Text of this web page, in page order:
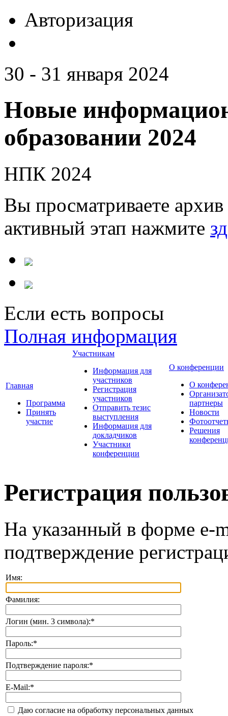
Авторизация
30 - 31 января 2024
Новые
образовании 2024
НПК 2024
Вы просматриваете
активный этап нажмите
Если есть вопросы
Полная информация
Главная
Программа
Принять
участие
Участникам
Информация для
участников
Регистрация
участников
Отправить тезис
выступления
Информация для
докладчиков
Участники
конференции
О конференции
О
партнеры
Новости
Решения
Регистрация
На указанный в форме e-
подтверждение
Имя:
Фамилия:
Логин (мин. 3 символа):*
Пароль:*
Подтверждение пароля:*
E-Mail:*
Даю согласие на обработку персональных данных